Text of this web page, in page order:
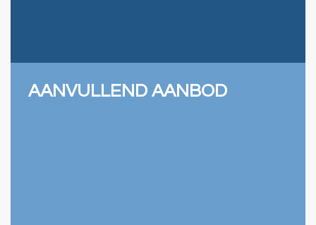
AANVULLEND AANBOD